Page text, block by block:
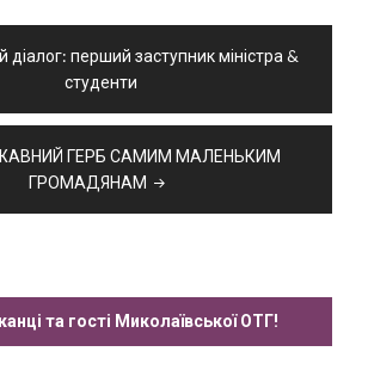
діалог: перший заступник міністра &
студенти
ГЕРБ САМИМ МАЛЕНЬКИМ
ГРОМАДЯНАМ
та гості Миколаївської ОТГ!